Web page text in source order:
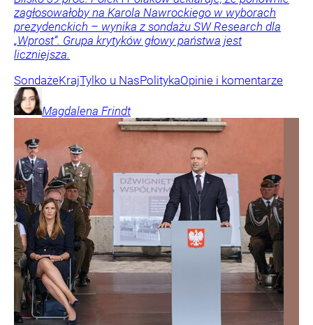
zagłosowałoby na Karola Nawrockiego w wyborach
prezydenckich – wynika z sondażu SW Research dla
„Wprost”. Grupa krytyków głowy państwa jest
liczniejsza.
SondażeKrajTylko u NasPolitykaOpinie i komentarze
Magdalena Frindt